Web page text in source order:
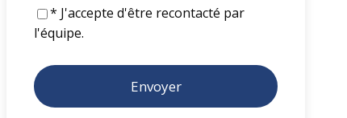
* J'accepte d'être recontacté par
l'équipe.